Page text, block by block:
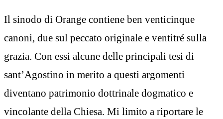
Il sinodo di Orange contiene ben venticinque
canoni, due sul peccato originale e ventitré sulla
grazia. Con essi alcune delle principali tesi di
sant’Agostino in merito a questi argomenti
diventano patrimonio dottrinale dogmatico e
vincolante della Chiesa. Mi limito a riportare le